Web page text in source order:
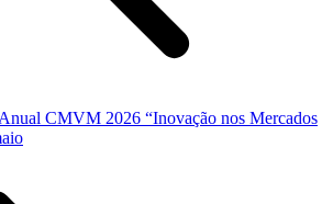
CMVM 2026 “Inovação nos Mercados